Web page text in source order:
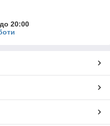
20:00